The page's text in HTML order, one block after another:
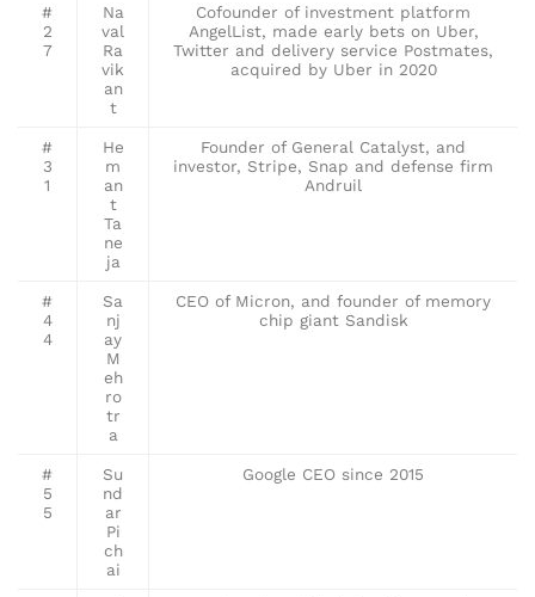
#
2
7
Na
val
Ra
vik
an
t
Cofounder of investment platform
AngelList, made early bets on Uber,
Twitter and delivery service Postmates,
acquired by Uber in 2020
#
3
1
He
m
an
t
Ta
ne
ja
Founder of General Catalyst, and
investor, Stripe, Snap and defense firm
Andruil
#
4
4
Sa
nj
ay
M
eh
ro
tr
a
CEO of Micron, and founder of memory
chip giant Sandisk
#
5
5
Su
nd
ar
Pi
ch
ai
Google CEO since 2015